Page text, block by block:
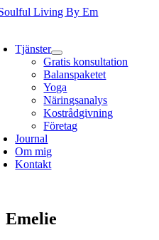
Fortsätt
Tjänster
Gratis konsultation
Balanspaketet
Yoga
Näringsanalys
Kostrådgivning
Företag
Journal
Om mig
Kontakt
Emelie